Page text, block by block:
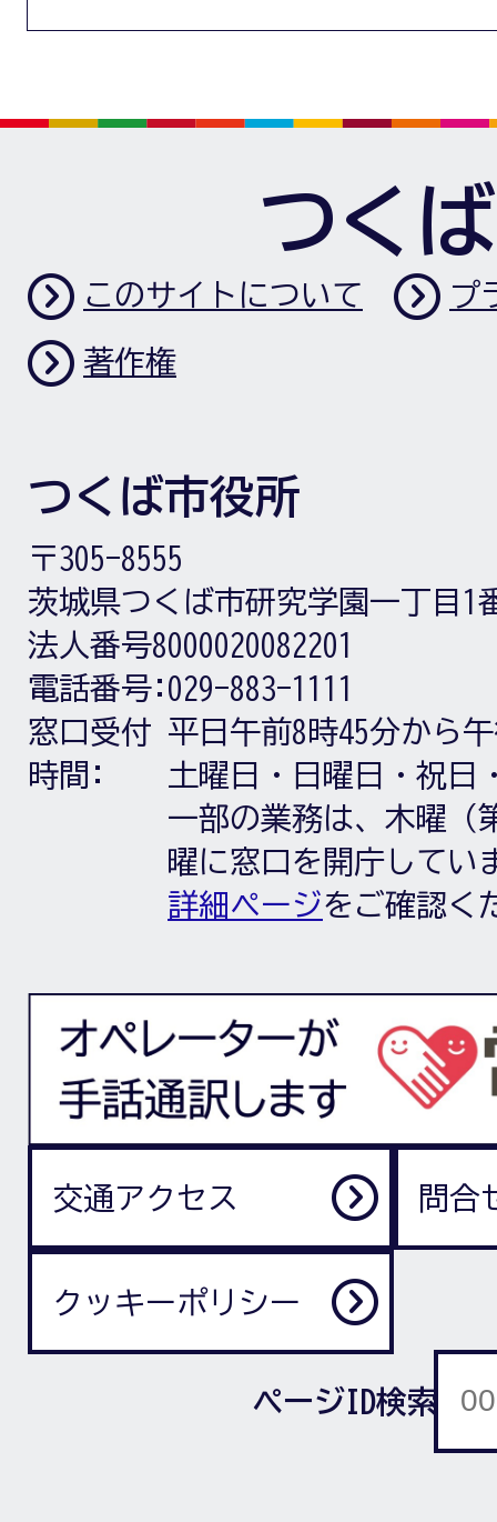
つく
このサイトについて プ
著作権
つくば市役所
〒305-8555
茨城県つくば市研究学園一丁目1
法人番号8000020082201
電話番号: 029-883-1111
窓口受付
時間:
平日午前8時45分から
土曜日・日曜日・祝日
一部の業務は、木曜（
曜に窓口を開庁してい
詳細ページをご確認く
交通アクセス 問合
クッキーポリシー
ページID検索